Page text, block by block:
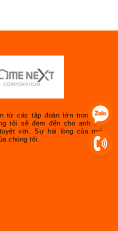
từ các tập đoàn lớn trong và
tôi sẽ đem đến cho anh chị
vời. Sự hài lòng của quý
chúng tôi.